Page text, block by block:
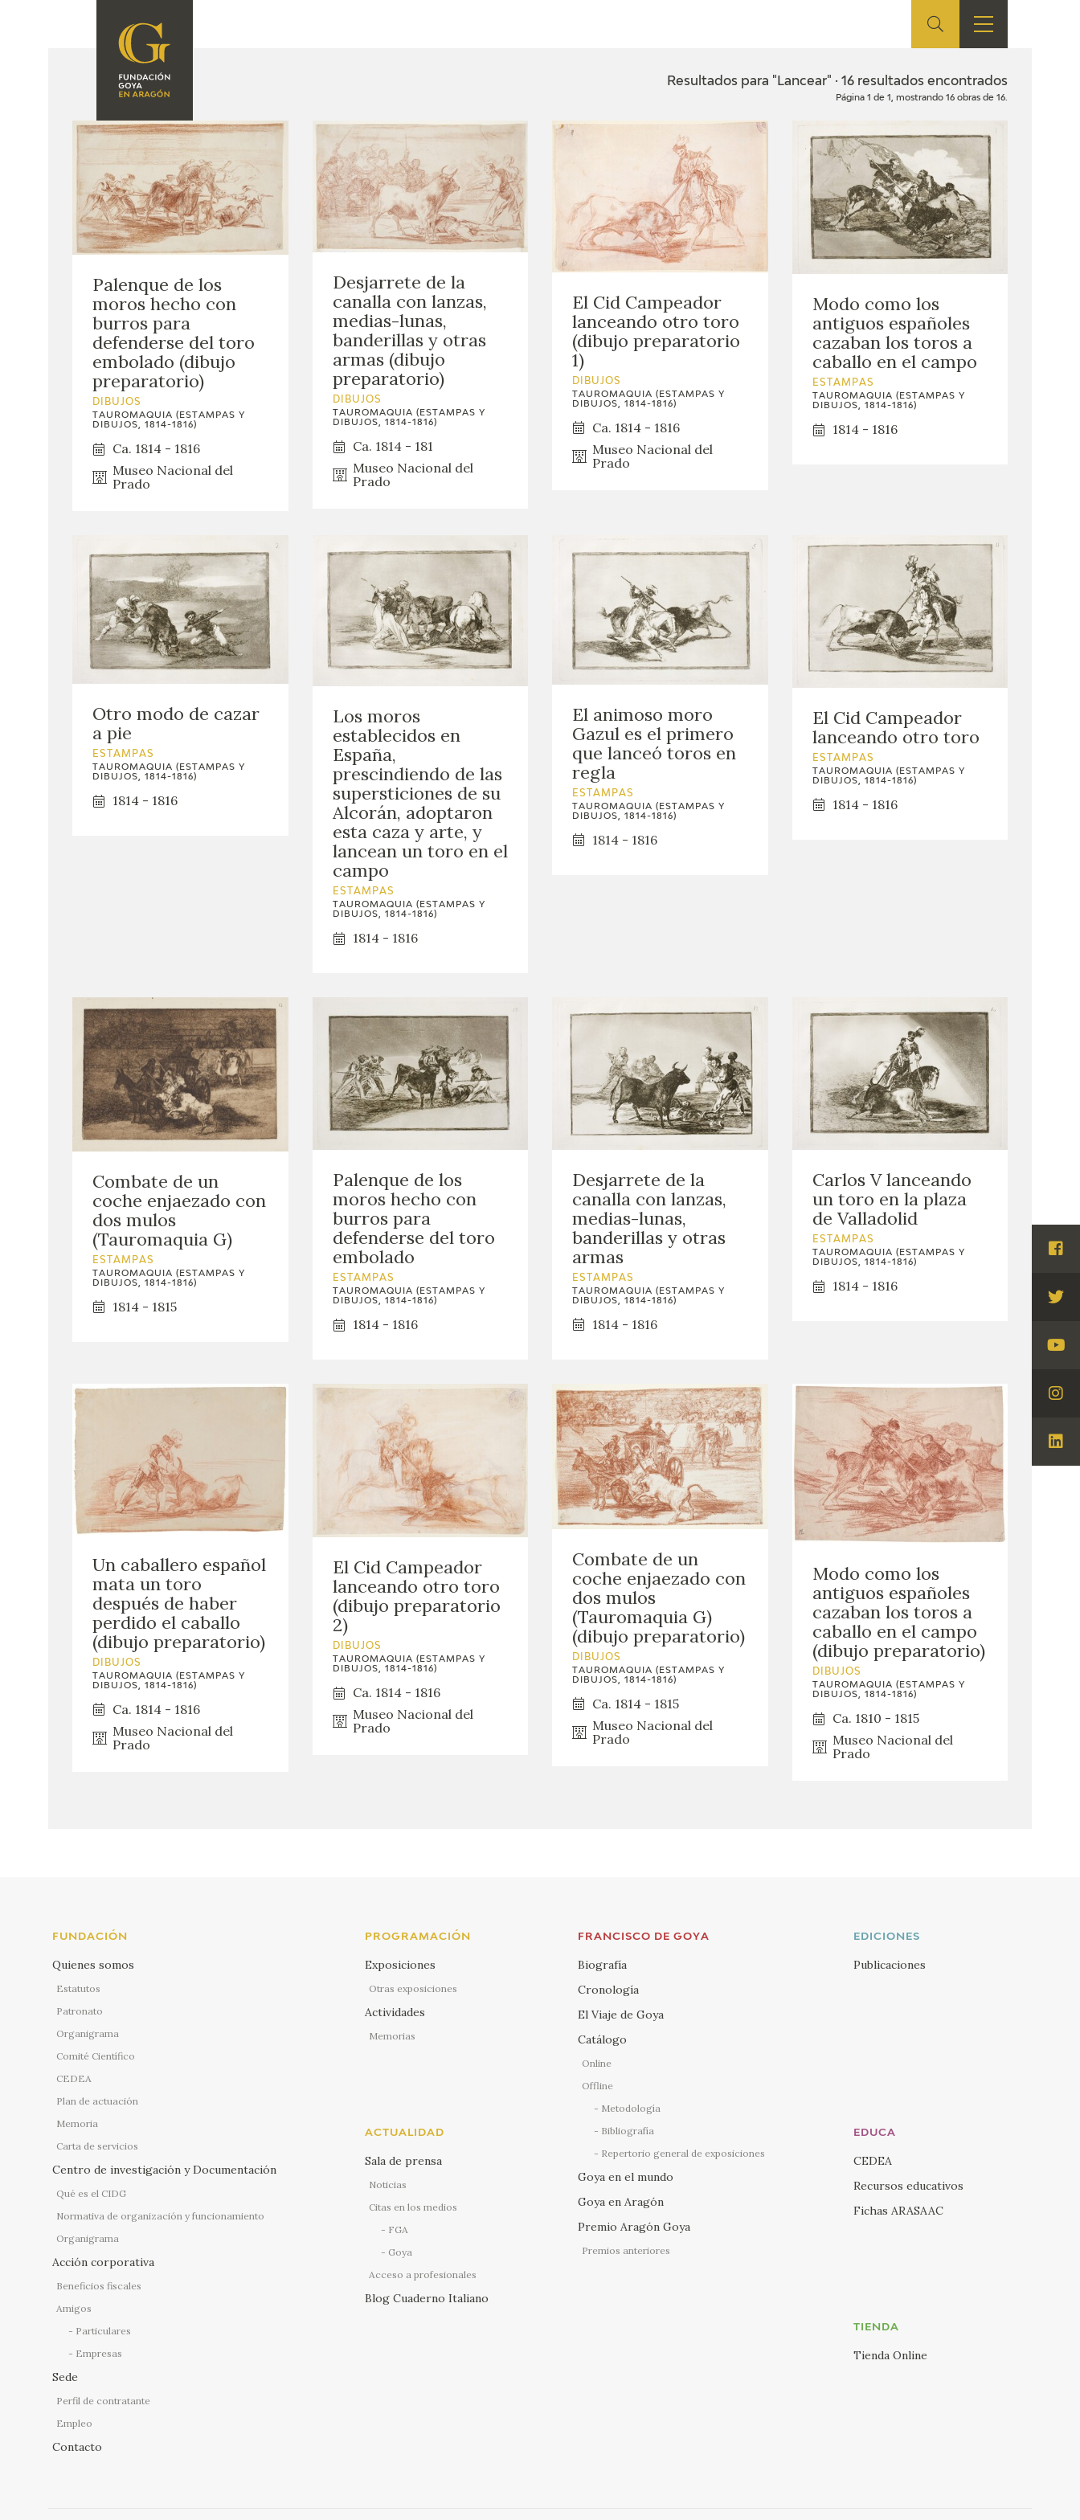
FUNDACIÓN
CENTRO DE
INVESTIGACIÓN Y
ACCIÓN
CORPORATIVA
SEDE
CONTACTO
PRENSA
BLOG CUADERNO
ITALIANO
CRONOLOGÍA
EL VIAJE DE GOYA
CATÁLOGO
GOYA EN ARAGÓN
PREMIO ARAGÓN
EDICIONES TIENDA EDUCA
RECURSOS
EDUCATIVOS
FICHAS ARASAAC
Resultados para "Lancear" · 16 resultados encontrados
Página 1 de 1, mostrando 16 obras de 16.
Palenque de los
moros hecho con
burros para
defenderse del toro
embolado (dibujo
preparatorio)
DIBUJOS
TAUROMAQUIA (ESTAMPAS Y
DIBUJOS, 1814-1816)
Ca. 1814 - 1816
Museo Nacional del
Prado
Desjarrete de la
canalla con lanzas,
medias-lunas,
banderillas y otras
armas (dibujo
preparatorio)
DIBUJOS
TAUROMAQUIA (ESTAMPAS Y
DIBUJOS, 1814-1816)
Ca. 1814 - 181
Museo Nacional del
Prado
El Cid Campeador
lanceando otro toro
(dibujo preparatorio
1)
DIBUJOS
TAUROMAQUIA (ESTAMPAS Y
DIBUJOS, 1814-1816)
Ca. 1814 - 1816
Museo Nacional del
Prado
Modo como los
antiguos españoles
cazaban los toros a
caballo en el campo
ESTAMPAS
TAUROMAQUIA (ESTAMPAS Y
DIBUJOS, 1814-1816)
1814 - 1816
Otro modo de cazar
a pie
ESTAMPAS
TAUROMAQUIA (ESTAMPAS Y
DIBUJOS, 1814-1816)
1814 - 1816
Los moros
establecidos en
España,
prescindiendo de las
supersticiones de su
Alcorán, adoptaron
esta caza y arte, y
lancean un toro en el
campo
ESTAMPAS
TAUROMAQUIA (ESTAMPAS Y
DIBUJOS, 1814-1816)
1814 - 1816
El animoso moro
Gazul es el primero
que lanceó toros en
regla
ESTAMPAS
TAUROMAQUIA (ESTAMPAS Y
DIBUJOS, 1814-1816)
1814 - 1816
El Cid Campeador
lanceando otro toro
ESTAMPAS
TAUROMAQUIA (ESTAMPAS Y
DIBUJOS, 1814-1816)
1814 - 1816
Combate de un
coche enjaezado con
dos mulos
(Tauromaquia G)
ESTAMPAS
TAUROMAQUIA (ESTAMPAS Y
DIBUJOS, 1814-1816)
1814 - 1815
Palenque de los
moros hecho con
burros para
defenderse del toro
embolado
ESTAMPAS
TAUROMAQUIA (ESTAMPAS Y
DIBUJOS, 1814-1816)
1814 - 1816
Desjarrete de la
canalla con lanzas,
medias-lunas,
banderillas y otras
armas
ESTAMPAS
TAUROMAQUIA (ESTAMPAS Y
DIBUJOS, 1814-1816)
1814 - 1816
Carlos V lanceando
un toro en la plaza
de Valladolid
ESTAMPAS
TAUROMAQUIA (ESTAMPAS Y
DIBUJOS, 1814-1816)
1814 - 1816
Un caballero español
mata un toro
después de haber
perdido el caballo
(dibujo preparatorio)
DIBUJOS
TAUROMAQUIA (ESTAMPAS Y
DIBUJOS, 1814-1816)
Ca. 1814 - 1816
Museo Nacional del
Prado
El Cid Campeador
lanceando otro toro
(dibujo preparatorio
2)
DIBUJOS
TAUROMAQUIA (ESTAMPAS Y
DIBUJOS, 1814-1816)
Ca. 1814 - 1816
Museo Nacional del
Prado
Combate de un
coche enjaezado con
dos mulos
(Tauromaquia G)
(dibujo preparatorio)
DIBUJOS
TAUROMAQUIA (ESTAMPAS Y
DIBUJOS, 1814-1816)
Ca. 1814 - 1815
Museo Nacional del
Prado
Modo como los
antiguos españoles
cazaban los toros a
caballo en el campo
(dibujo preparatorio)
DIBUJOS
TAUROMAQUIA (ESTAMPAS Y
DIBUJOS, 1814-1816)
Ca. 1810 - 1815
Museo Nacional del
Prado
FUNDACIÓN
Quienes somos
Estatutos
Patronato
Organigrama
Comité Científico
CEDEA
Plan de actuación
Memoria
Carta de servicios
Centro de investigación y Documentación
Qué es el CIDG
Normativa de organización y funcionamiento
Organigrama
Acción corporativa
Beneficios fiscales
Amigos
Particulares
Empresas
Sede
Perfil de contratante
Empleo
Contacto
PROGRAMACIÓN
Exposiciones
Otras exposiciones
Actividades
Memorias
ACTUALIDAD
Sala de prensa
Noticias
Citas en los medios
FGA
Goya
Acceso a profesionales
Blog Cuaderno Italiano
FRANCISCO DE GOYA
Biografía
Cronología
El Viaje de Goya
Catálogo
Online
Offline
Metodología
Bibliografía
Repertorio general de exposiciones
Goya en el mundo
Goya en Aragón
Premio Aragón Goya
Premios anteriores
EDICIONES
Publicaciones
TIENDA
Tienda Online
EDUCA
CEDEA
Recursos educativos
Fichas ARASAAC